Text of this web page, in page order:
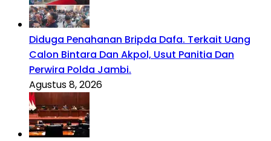
Diduga Penahanan Bripda Dafa. Terkait Uang
Calon Bintara Dan Akpol, Usut Panitia Dan
Perwira Polda Jambi.
Agustus 8, 2026